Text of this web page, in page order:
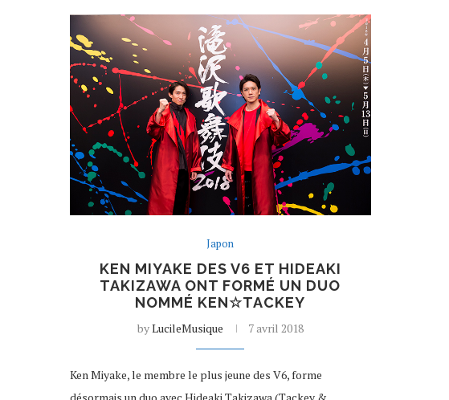
Japon
KEN MIYAKE DES V6 ET HIDEAKI
TAKIZAWA ONT FORMÉ UN DUO
NOMMÉ KEN☆TACKEY
byLucileMusique 7 avril 2018
Ken Miyake, le membre le plus jeune des V6, forme
désormais un duo avec Hideaki Takizawa (Tackey &